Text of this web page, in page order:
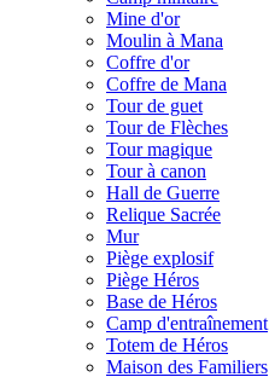
Mine d'or
Moulin à Mana
Coffre d'or
Coffre de Mana
Tour de guet
Tour de Flèches
Tour magique
Tour à canon
Hall de Guerre
Relique Sacrée
Mur
Piège explosif
Piège Héros
Base de Héros
Camp d'entraînement
Totem de Héros
Maison des Familiers